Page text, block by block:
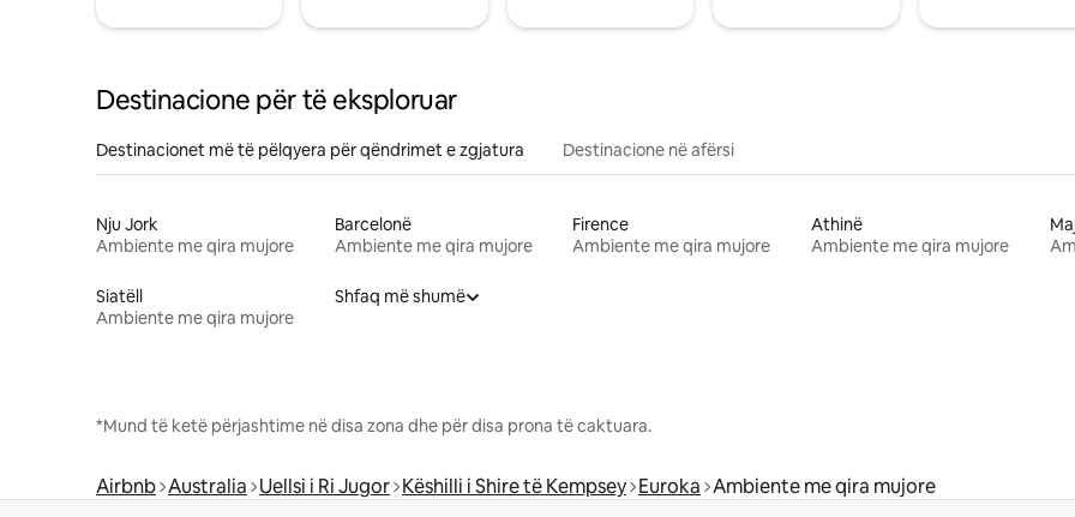
Destinacione për të eksploruar
Destinacionet më të pëlqyera për qëndrimet e zgjatura Destinacione në afërsi
Nju Jork
Ambiente me qira mujore
Barcelonë
Ambiente me qira mujore
Firence
Ambiente me qira mujore
Athinë
Ambiente me qira mujore
Siatëll
Ambiente me qira mujore
Shfaq më shumë
*Mund të ketë përjashtime në disa zona dhe për disa prona të caktuara.
Airbnb Australia Uellsi i Ri Jugor Këshilli i Shire të Kempsey Euroka Ambiente me qira mujore